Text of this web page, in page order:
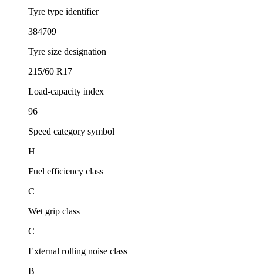
Tyre type identifier
384709
Tyre size designation
215/60 R17
Load-capacity index
96
Speed category symbol
H
Fuel efficiency class
C
Wet grip class
C
External rolling noise class
B